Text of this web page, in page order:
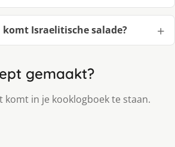
Israelitische salade?
gemaakt?
in je kooklogboek te staan.